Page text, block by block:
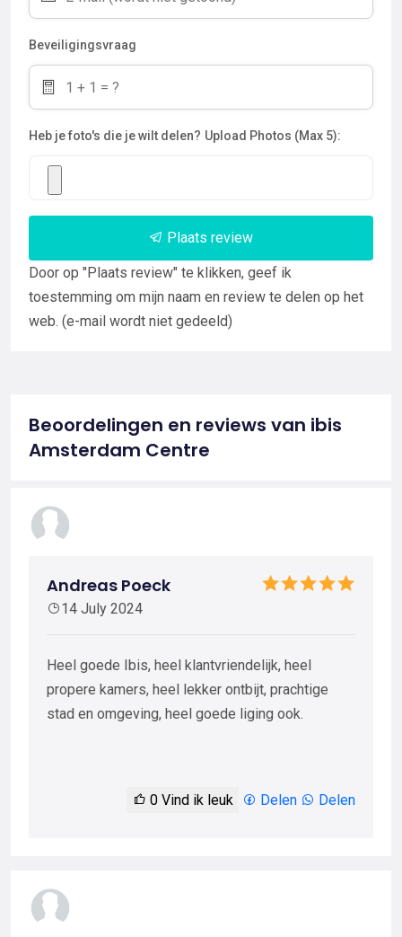
Beveiligingsvraag
Heb je foto's die je wilt delen? Upload Photos (Max 5):
Plaats review
Door op "Plaats review" te klikken, geef ik
toestemming om mijn naam en review te delen op het
web. (e-mail wordt niet gedeeld)
Beoordelingen en reviews van ibis
Amsterdam Centre
Andreas Poeck
14 July 2024
Heel goede Ibis, heel klantvriendelijk, heel
propere kamers, heel lekker ontbijt, prachtige
stad en omgeving, heel goede liging ook.
0 Vind ik leuk Delen Delen